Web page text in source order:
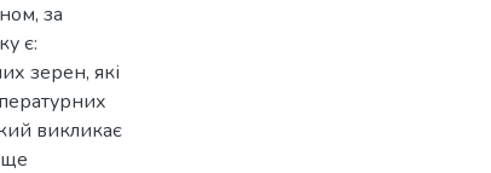
за
є:
зерен, які
викликає